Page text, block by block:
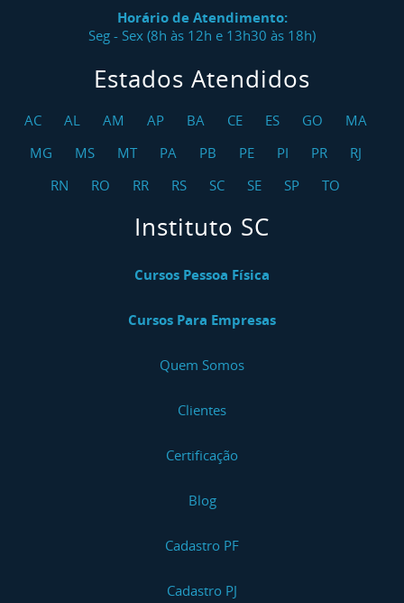
Horário de Atendimento:
Seg - Sex (8h às 12h e 13h30 às 18h)
Estados Atendidos
AC AL AM AP BA CE ES GO
MA
MG
MS MT PA PB PE PI PR
RJ
RN
RO RR RS SC SE SP TO
Instituto SC
Cursos Pessoa Física
Cursos Para Empresas
Quem Somos
Clientes
Certificação
Blog
Cadastro PF
Cadastro PJ